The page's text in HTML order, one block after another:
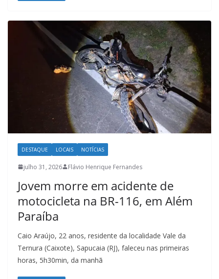
DESTAQUE LOCAIS NOTÍCIAS
julho 31, 2026 Flávio Henrique Fernandes
Jovem morre em acidente de
motocicleta na BR-116, em Além
Paraíba
Caio Araújo, 22 anos, residente da localidade Vale da
Ternura (Caixote), Sapucaia (RJ), faleceu nas primeiras
horas, 5h30min, da manhã